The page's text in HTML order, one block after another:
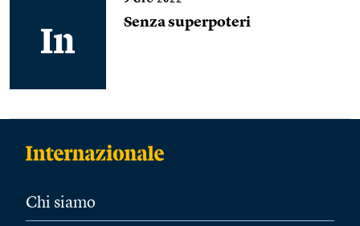
Senza superpoteri
Chi siamo